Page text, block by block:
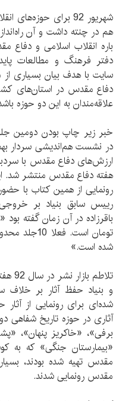
شهریور 92 برای
هم در چنته داشت و آن
باره انقلاب اسلامی و دفاع
دفتر فرهنگ و مطالعات
سایت با هدف بیان بسیاری از
دفاع مقدس در استان‌های
علاقه‌مندان به این دو حوزه
خبر زیر چاپ بودن دومین
در نشست هم‌اندیشی سردار
ارزش‌های دفاع مقدس با
رونمایی از همین کتاب با
رییس سابق بنیاد بر خروجی
تومان است.
شده است.»
و بنیاد حفظ آثار بر خلاف
شده‌‌ای برای رونمایی از
آثاری در حوزه تاریخ شفاهی
برفی»، «خاکریز پنهان»،
«بیمارستان جنگی» که به
مقدس تهیه شده‌ بودند،
مقدس رونمایی شدند.